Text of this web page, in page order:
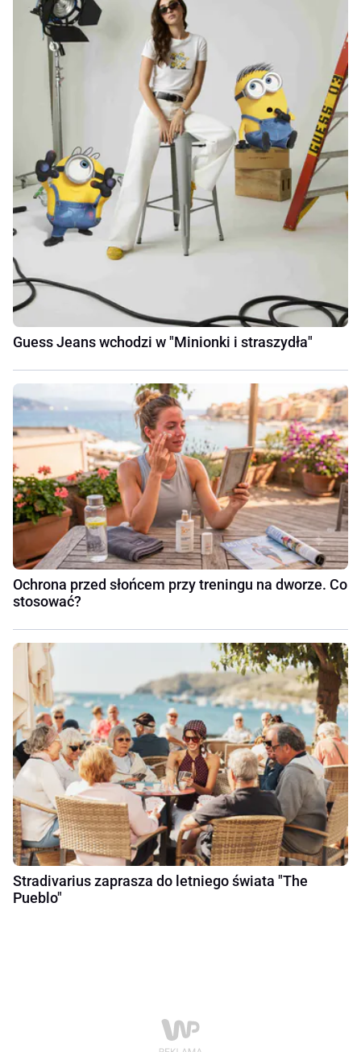
Guess Jeans wchodzi w "Minionki i straszydła"
Ochrona przed słońcem przy treningu na dworze. Co
stosować?
Stradivarius zaprasza do letniego świata "The
Pueblo"